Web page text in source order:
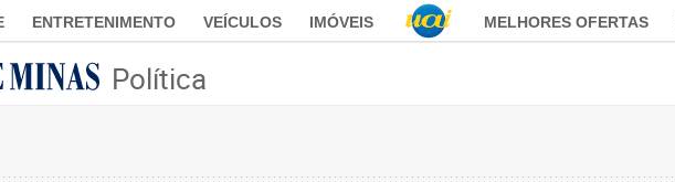
ENTRETENIMENTO VEÍCULOS IMÓVEIS MELHORES OFERTAS
Política